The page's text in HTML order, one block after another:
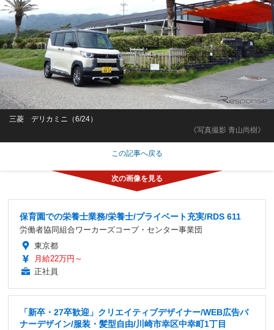
《写真撮影 青山尚樹》
三菱 デリカミニ（6/24）
この記事へ戻る
保育園での栄養士業務/栄養士/プライベート充実/RDS 611
労働者協同組合ワーカーズコープ・センター事業団
東京都
月給22万円～
正社員
「新卒・27卒歓迎」クリエイティブデザイナー/WEB広告バ
ナーデザイン/服装・髪型自由/川崎市幸区中幸町1丁目